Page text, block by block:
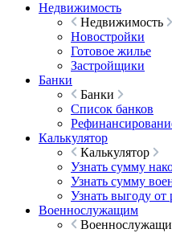
Недвижимость
Недвижимость
Новостройки
Готовое жилье
Застройщики
Банки
Банки
Список банков
Калькулятор
Калькулятор
Узнать сумму
Узнать сумму
Узнать выгоду
Военнослужащим